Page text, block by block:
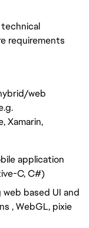
requirements
web
Xamarin,
application
C, C#)
based UI and
, WebGL, pixie